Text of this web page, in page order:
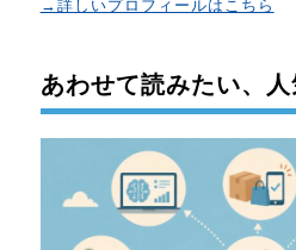
→詳しいプロフィールはこちら
あわせて読みたい、